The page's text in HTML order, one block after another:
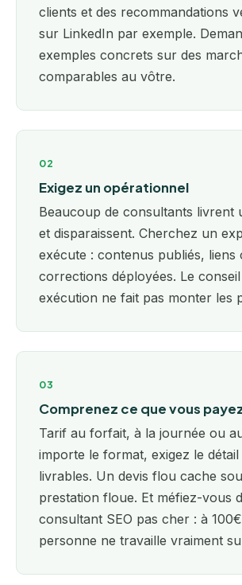
clients et des recommandations
sur LinkedIn par exemple.
exemples concrets sur des
comparables au vôtre.
02
Exigez un opérationnel
Beaucoup de consultants livrent
et disparaissent. Cherchez un
exécute : contenus publiés, liens
corrections déployées. Le
exécution ne fait pas monter les
03
Comprenez ce que vous
Tarif au forfait, à la journée ou
importe le format, exigez le détail
livrables. Un devis flou cache
prestation floue. Et méfiez-vous
consultant SEO pas cher : à
personne ne travaille vraiment